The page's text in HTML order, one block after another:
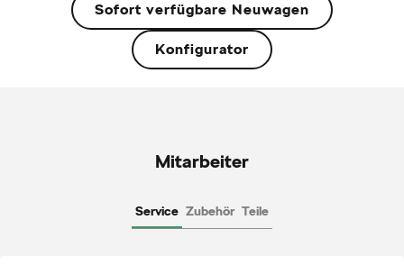
Sofort verfügbare Neuwagen
Konfigurator
Mitarbeiter
Service Zubehör Teile